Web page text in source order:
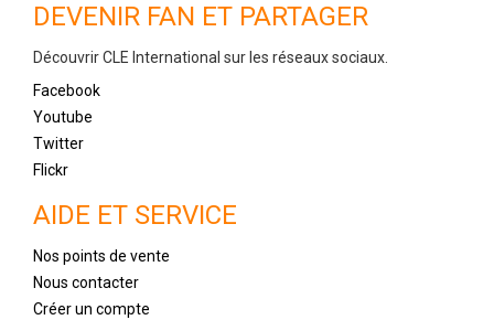
DEVENIR FAN ET PARTAGER
Découvrir CLE International sur les réseaux sociaux.
Facebook
Youtube
Twitter
Flickr
AIDE ET SERVICE
Nos points de vente
Nous contacter
Créer un compte